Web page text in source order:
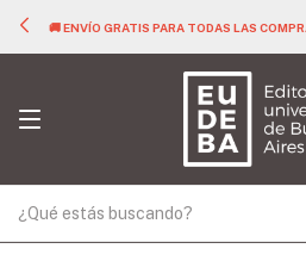
🚚 ENVÍO GRATIS PARA TODAS LAS